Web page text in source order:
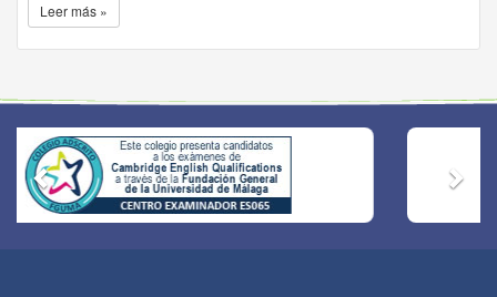
Leer más »